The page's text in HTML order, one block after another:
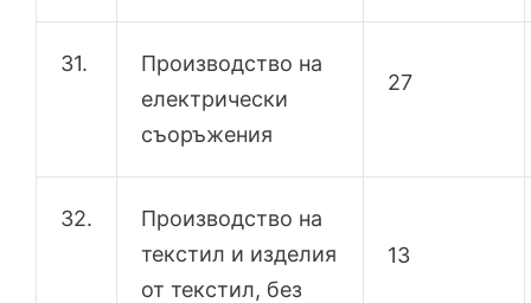
31.
Производство на
електрически
съоръжения
27
32.
Производство на
текстил и изделия
от текстил, без
13